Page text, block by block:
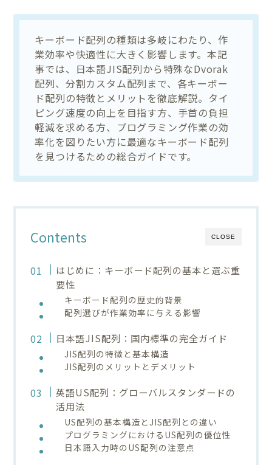
キーボード配列の種類は多岐にわたり、作
業効率や快適性に大きく影響します。本記
事では、日本語JIS配列から特殊なDvorak
配列、分割カスタム配列まで、各キーボー
ド配列の特徴とメリットを徹底解説。タイ
ピング速度の向上を目指す方、手首の負担
軽減を求める方、プログラミング作業の効
率化を図りたい方に最適なキーボード配列
を見つけるための総合ガイドです。
CLOSE
Contents
はじめに：キーボード配列の基本と選ぶ重
要性
キーボード配列の歴史的背景
配列選びが作業効率に与える影響
日本語JIS配列：国内標準の完全ガイド
JIS配列の特徴と基本構造
JIS配列のメリットとデメリット
英語US配列：グローバルスタンダードの
活用法
US配列の基本構造とJIS配列との違い
プログラミングにおけるUS配列の優位性
日本語入力時のUS配列の注意点